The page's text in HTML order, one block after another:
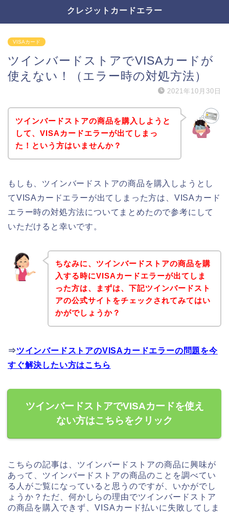
クレジットカードエラー
VISAカード
ツインバードストアでVISAカードが
使えない！（エラー時の対処方法）
2021年10月30日
ツインバードストアの商品を購入しようと
して、VISAカードエラーが出てしまっ
た！という方はいませんか？
もしも、ツインバードストアの商品を購入しようとし
てVISAカードエラーが出てしまった方は、VISAカード
エラー時の対処方法についてまとめたので参考にして
いただけると幸いです。
ちなみに、ツインバードストアの商品を購
入する時にVISAカードエラーが出てしま
った方は、まずは、下記ツインバードスト
アの公式サイトをチェックされてみてはい
かがでしょうか？
⇒ツインバードストアのVISAカードエラーの問題を今
すぐ解決したい方はこちら
ツインバードストアでVISAカードを使え
ない方はこちらをクリック
こちらの記事は、ツインバードストアの商品に興味が
あって、ツインバードストアの商品のことを調べてい
る人がご覧になっていると思うのですが、いかがでし
ょうか？ただ、何かしらの理由でツインバードストア
の商品を購入できず、VISAカード払いに失敗してしま